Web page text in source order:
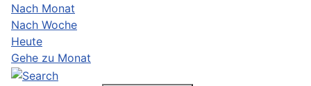
Nach Monat
Nach Woche
Heute
Gehe zu Monat